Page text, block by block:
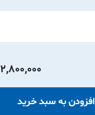
2,800,000
افزودن به سبد خرید